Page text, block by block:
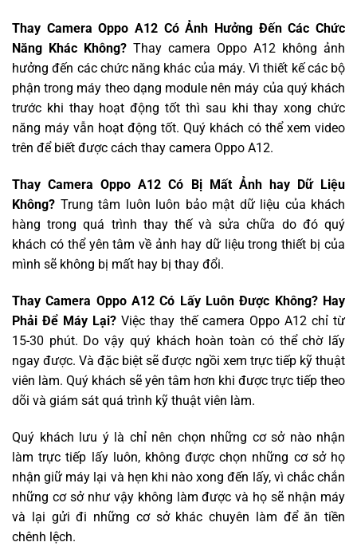
Thay Camera Oppo A12 Có Ảnh Hưởng Đến Các Chức
Năng Khác Không? Thay camera Oppo A12 không ảnh
hưởng đến các chức năng khác của máy. Vì thiết kế các bộ
phận trong máy theo dạng module nên máy của quý khách
trước khi thay hoạt động tốt thì sau khi thay xong chức
năng máy vẫn hoạt động tốt. Quý khách có thể xem video
trên để biết được cách thay camera Oppo A12.
Thay Camera Oppo A12 Có Bị Mất Ảnh hay Dữ Liệu
Không? Trung tâm luôn luôn bảo mật dữ liệu của khách
hàng trong quá trình thay thế và sửa chữa do đó quý
khách có thể yên tâm về ảnh hay dữ liệu trong thiết bị của
mình sẽ không bị mất hay bị thay đổi.
Thay Camera Oppo A12 Có Lấy Luôn Được Không? Hay
Phải Để Máy Lại? Việc thay thế camera Oppo A12 chỉ từ
15-30 phút. Do vậy quý khách hoàn toàn có thể chờ lấy
ngay được. Và đặc biệt sẽ được ngồi xem trực tiếp kỹ thuật
viên làm. Quý khách sẽ yên tâm hơn khi được trực tiếp theo
dõi và giám sát quá trình kỹ thuật viên làm.
Quý khách lưu ý là chỉ nên chọn những cơ sở nào nhận
làm trực tiếp lấy luôn, không được chọn những cơ sở họ
nhận giữ máy lại và hẹn khi nào xong đến lấy, vì chắc chắn
những cơ sở như vậy không làm được và họ sẽ nhận máy
và lại gửi đi những cơ sở khác chuyên làm để ăn tiền
chênh lệch.